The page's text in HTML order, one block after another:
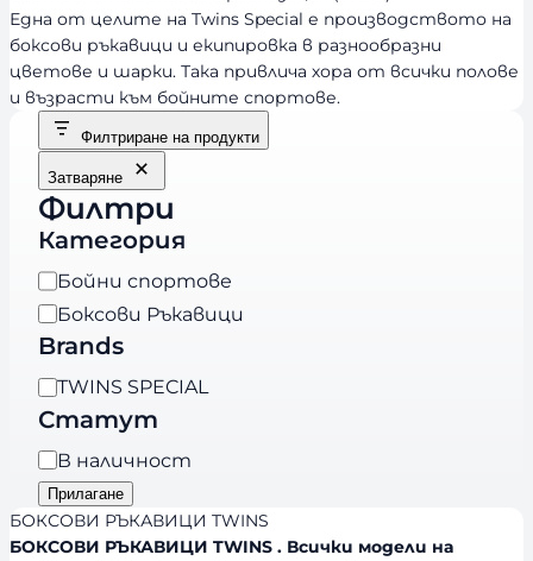
Една от целите на Twins Special е производството на
боксови ръкавици и екипировка в разнообразни
цветове и шарки. Така привлича хора от всички полове
и възрасти към бойните спортове.
Филтриране на продукти
Затваряне
Филтри
Категория
К
а
т
г
о
р
и
я
Бойни спортове
Боксови Ръкавици
Brands
B
r
a
n
d
s
TWINS SPECIAL
Статут
Н
а
л
и
В наличност
Прилагане
БОКСОВИ РЪКАВИЦИ TWINS
БОКСОВИ РЪКАВИЦИ TWINS . Всички модели на